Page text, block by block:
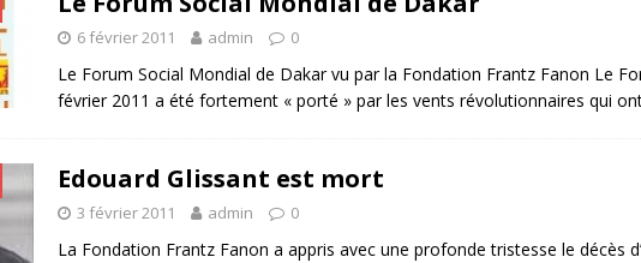
6 février 2011 admin 0
Le Forum Social Mondial de Dakar vu par la Fondation Frantz Fanon Le
février 2011 a été fortement « porté » par les vents révolutionnaires qui
Edouard Glissant est mort
3 février 2011 admin 0
La Fondation Frantz Fanon a appris avec une profonde tristesse le décès